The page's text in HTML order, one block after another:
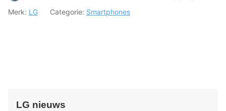
Merk: LG Categorie: Smartphones
LG nieuws